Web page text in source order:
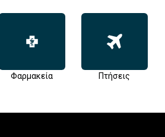
Φαρμακεία Πτήσεις